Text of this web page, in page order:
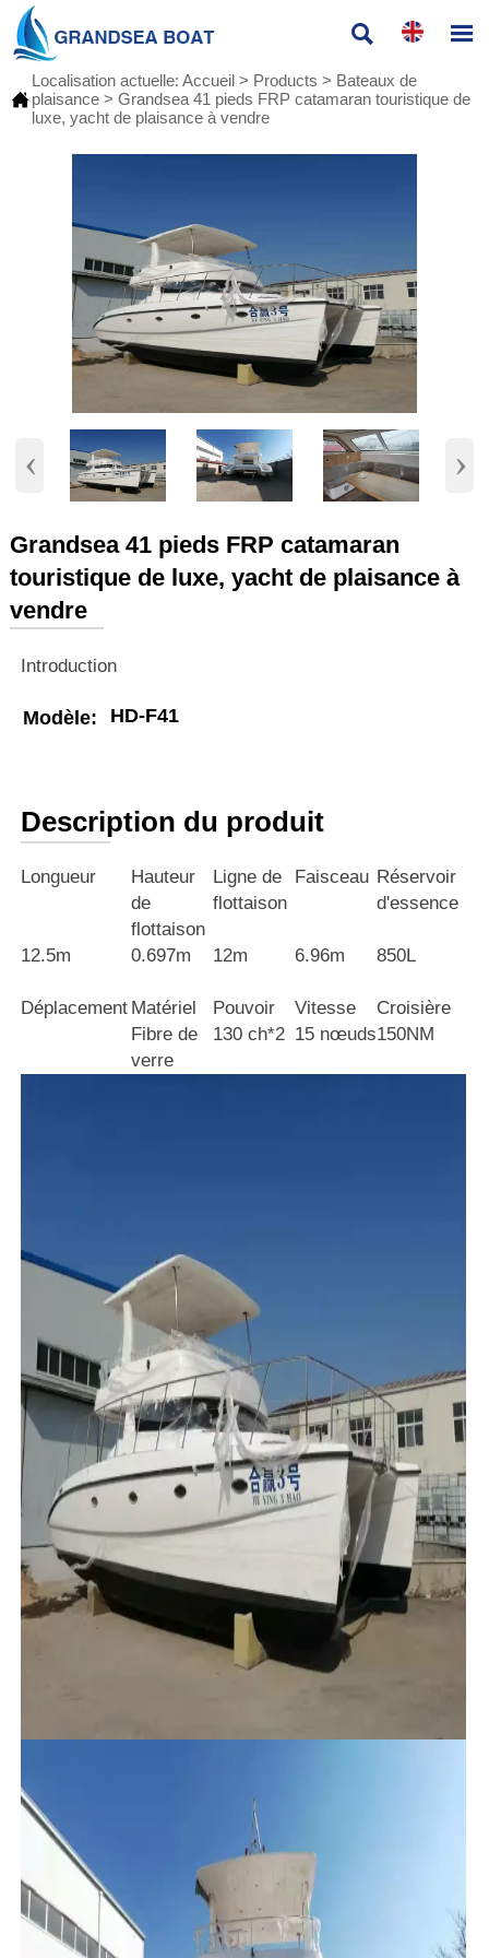
 

Localisation actuelle: Accueil> Products > Bateaux de
plaisance> Grandsea 41 pieds FRP catamaran touristique de
luxe, yacht de plaisance à vendre
‹ ›
Grandsea 41 pieds FRP catamaran
touristique de luxe, yacht de plaisance à
vendre
Introduction
Modèle: HD-F41
Description du produit
Longueur
Hauteur
de
flottaison
Ligne de
flottaison
Faisceau Réservoir
d'essence
12.5m 0.697m 12m 6.96m 850L
Déplacement Matériel Pouvoir Vitesse
Croisière
Fibre de
verre
130 ch*2 15 nœuds150NM